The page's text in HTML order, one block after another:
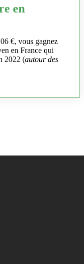
en
€, vous gagnez
en France qui
2022 (autour des